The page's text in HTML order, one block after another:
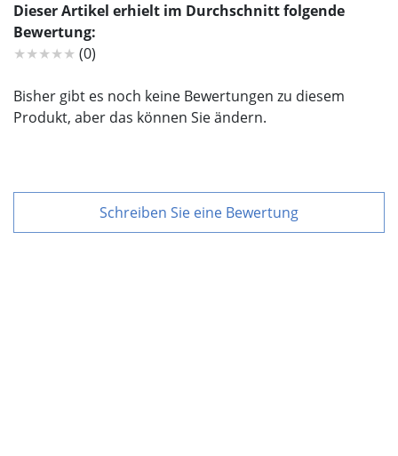
Dieser Artikel erhielt im Durchschnitt folgende
Bewertung:
★★★★★ (0)
Bisher gibt es noch keine Bewertungen zu diesem
Produkt, aber das können Sie ändern.
Schreiben Sie eine Bewertung